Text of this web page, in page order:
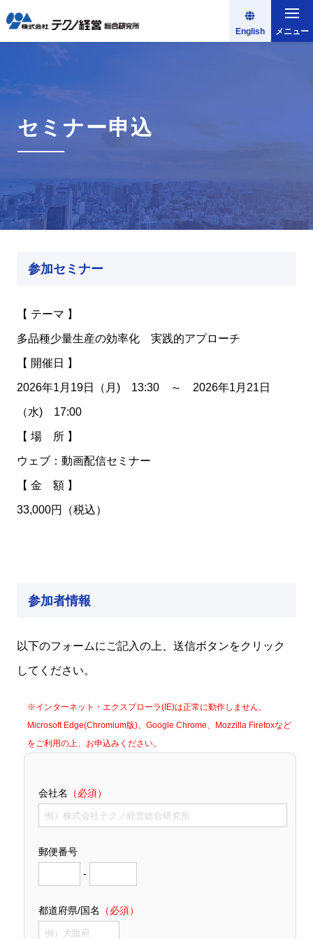
English メニュー
セミナー申込
参加セミナー
【 テーマ 】
多品種少量生産の効率化 実践的アプローチ
【 開催日 】
2026年1月19日（月) 13:30 ～ 2026年1月21日
（水) 17:00
【 場 所 】
ウェブ：動画配信セミナー
【 金 額 】
33,000円（税込）
参加者情報
以下のフォームにご記入の上、送信ボタンをクリック
してください。
※インターネット・エクスプローラ(IE)は正常に動作しません。
Microsoft Edge(Chromium版)、Google Chrome、Mozzilla Firefoxなど
をご利用の上、お申込みください。
会社名 （必須）
郵便番号
-
都道府県/国名 （必須）